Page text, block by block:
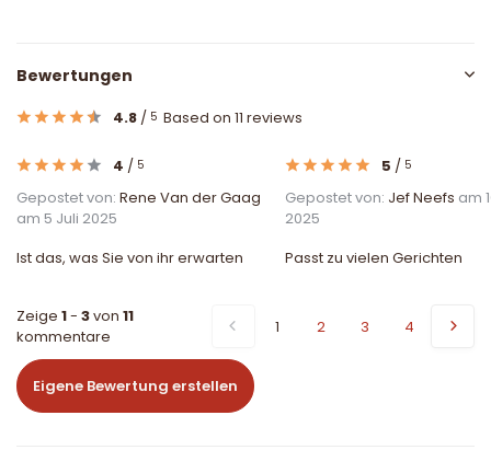
Bewertungen
4.8 / 5 Based on 11 reviews
4 / 5
Gepostet von: Rene Van der Gaag
am 5 Juli 2025
Ist das, was Sie von ihr erwarten
5 / 5
Gepostet von: Jef Neefs am
2025
Passt zu vielen Gerichten
Zeige 1- 3von 11
kommentare
1 2 3 4
Eigene Bewertung erstellen